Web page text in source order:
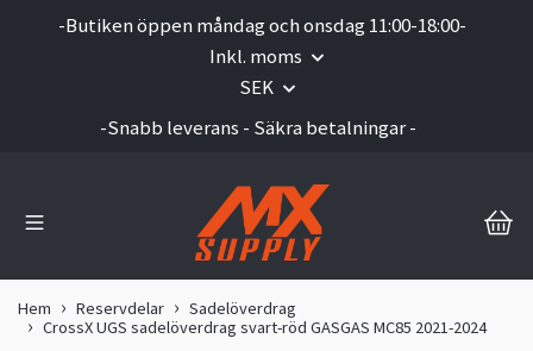
-Butiken öppen måndag och onsdag 11:00-18:00-
Inkl. moms
SEK
-Snabb leverans - Säkra betalningar -
Hem Reservdelar
Sadelöverdrag
CrossX UGS sadelöverdrag svart-röd GASGAS MC85 2021-2024